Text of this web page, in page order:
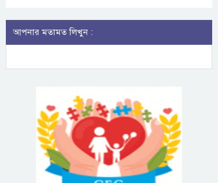
আপনার মতামত লিখুন :